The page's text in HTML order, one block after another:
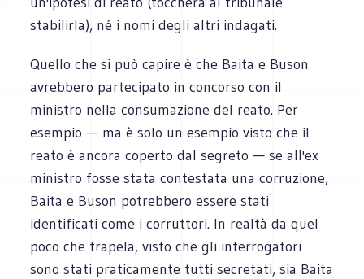
stabilirla), né i nomi degli altri indagati.
Quello che si può capire è che Baita e Buson
avrebbero partecipato in concorso con il
ministro nella consumazione del reato. Per
esempio — ma è solo un esempio visto che il
reato è ancora coperto dal segreto — se all'ex
ministro fosse stata contestata una corruzione,
Baita e Buson potrebbero essere stati
identificati come i corruttori. In realtà da quel
poco che trapela, visto che gli interrogatori
sono stati praticamente tutti secretati, sia Baita